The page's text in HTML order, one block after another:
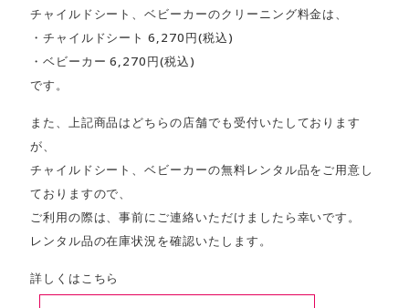
チャイルドシート、ベビーカーのクリーニング料金は、
・チャイルドシート 6,270円(税込)
・ベビーカー 6,270円(税込)
です。
また、上記商品はどちらの店舗でも受付いたしております
が、
チャイルドシート、ベビーカーの無料レンタル品をご用意し
ておりますので、
ご利用の際は、事前にご連絡いただけましたら幸いです。
レンタル品の在庫状況を確認いたします。
詳しくはこちら